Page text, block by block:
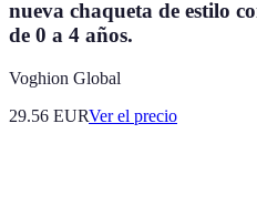
nueva chaqueta de estilo
de 0 a 4 años.
Voghion Global
29.56 EURVer el precio